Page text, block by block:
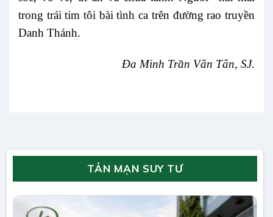
trong trái tim tôi bài tình ca trên đường rao truyền
Danh Thánh.
Đa Minh Trần Văn Tân, SJ.
TẢN MẠN SUY TƯ